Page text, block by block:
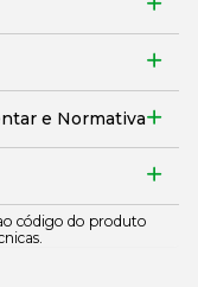
e Normativa
código do produto